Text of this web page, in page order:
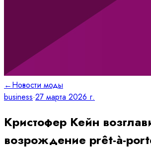
←Новости моды
business·27 марта 2026 г.
Кристофер Кейн
возрождение prêt-à-